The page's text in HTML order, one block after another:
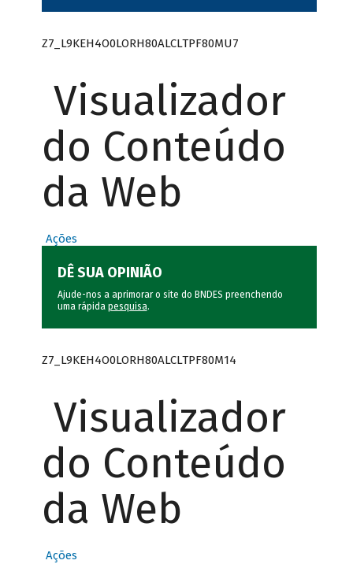
Z7_L9KEH4O0LORH80ALCLTPF80MU7
Visualizador
do Conteúdo
da Web
Ações
DÊ SUA OPINIÃO
Ajude-nos a aprimorar o site do BNDES preenchendo
uma rápida pesquisa.
Z7_L9KEH4O0LORH80ALCLTPF80M14
Visualizador
do Conteúdo
da Web
Ações